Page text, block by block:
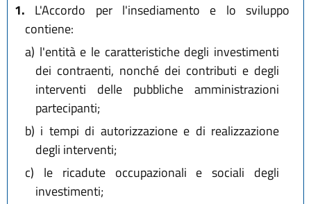
1. L'Accordo per l'insediamento e lo sviluppo
contiene:
a) l'entità e le caratteristiche degli investimenti
dei contraenti, nonché dei contributi e degli
interventi delle pubbliche amministrazioni
partecipanti;
b) i tempi di autorizzazione e di realizzazione
degli interventi;
c) le ricadute occupazionali e sociali degli
investimenti;